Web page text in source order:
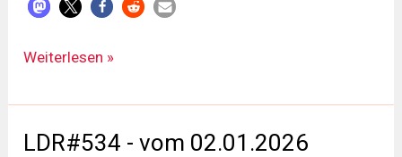
LDR#535
vom
16.01.2025
Weiterlesen »
LDR#534 - vom 02.01.2026